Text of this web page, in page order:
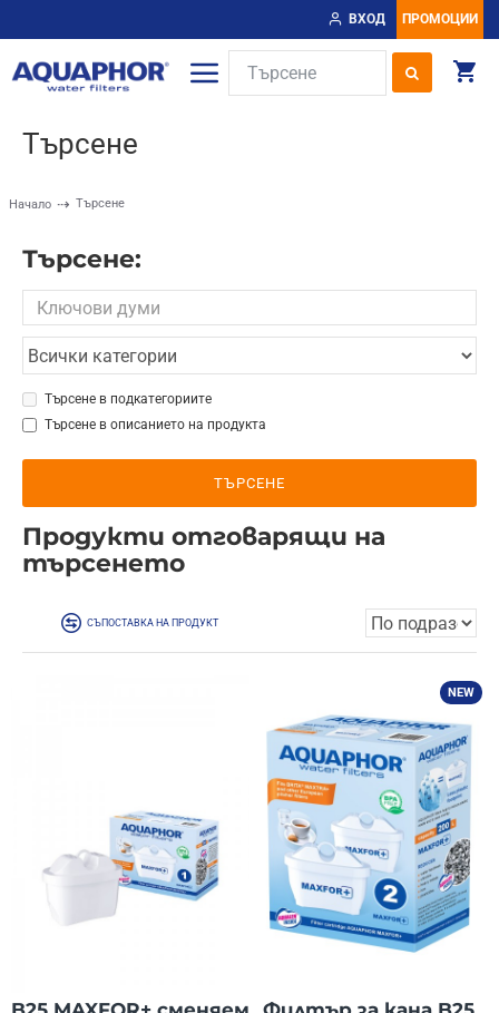
ВХОД ПРОМОЦИИ
Начало Търсене
Търсене
Търсене:
Търсене в подкатегориите
Търсене в описанието на продукта
ТЪРСЕНЕ
Продукти отговарящи на
търсенето
СЪПОСТАВКА НА ПРОДУКТ
NEW